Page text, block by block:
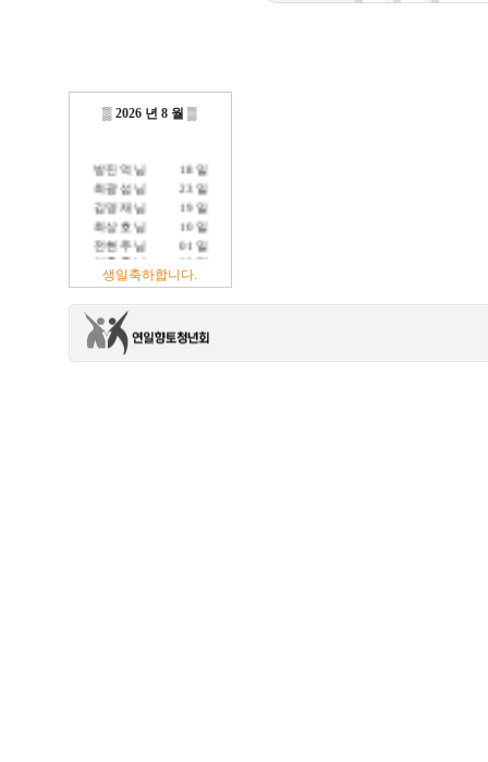
▒ 2026 년 8 월 ▒
방진억 님
18 일
최광섭 님
23 일
김영재 님 19 일
최상호 님
10 일
전현주 님
01 일
이충훈 님
09 일
정충교 님
17 일
생일축하합니다.